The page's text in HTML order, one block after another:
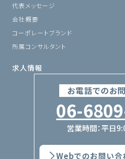
お電話でのお
06-
営業時間：平日
Webでのお問い合
代表メッセージ
会社概要
コーポレートブランド
所属コンサルタント
求人情報